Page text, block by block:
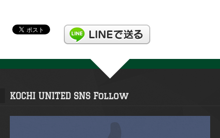
KOCHI UNITED SNS Follow